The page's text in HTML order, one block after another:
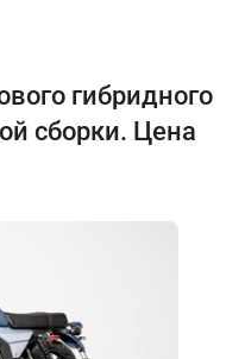
гибридного
сборки. Цена